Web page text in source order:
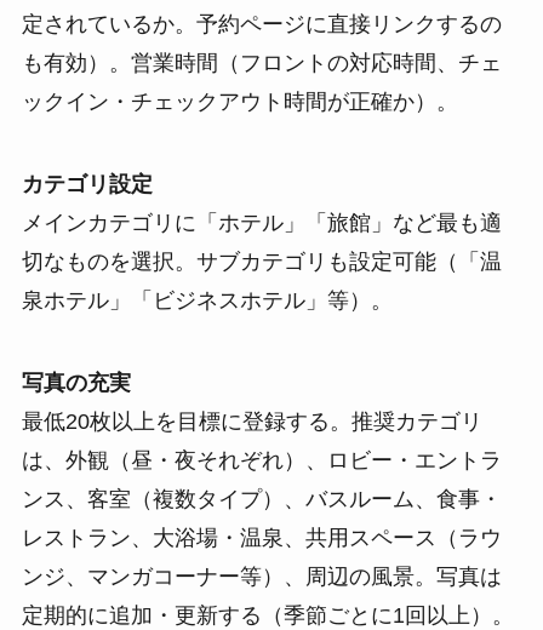
定されているか。予約ページに直接リンクするの
も有効）。営業時間（フロントの対応時間、チェ
ックイン・チェックアウト時間が正確か）。
カテゴリ設定
メインカテゴリに「ホテル」「旅館」など最も適
切なものを選択。サブカテゴリも設定可能（「温
泉ホテル」「ビジネスホテル」等）。
写真の充実
最低20枚以上を目標に登録する。推奨カテゴリ
は、外観（昼・夜それぞれ）、ロビー・エントラ
ンス、客室（複数タイプ）、バスルーム、食事・
レストラン、大浴場・温泉、共用スペース（ラウ
ンジ、マンガコーナー等）、周辺の風景。写真は
定期的に追加・更新する（季節ごとに1回以上）。